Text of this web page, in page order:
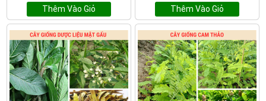
Thêm Vào Giỏ Thêm Vào Giỏ